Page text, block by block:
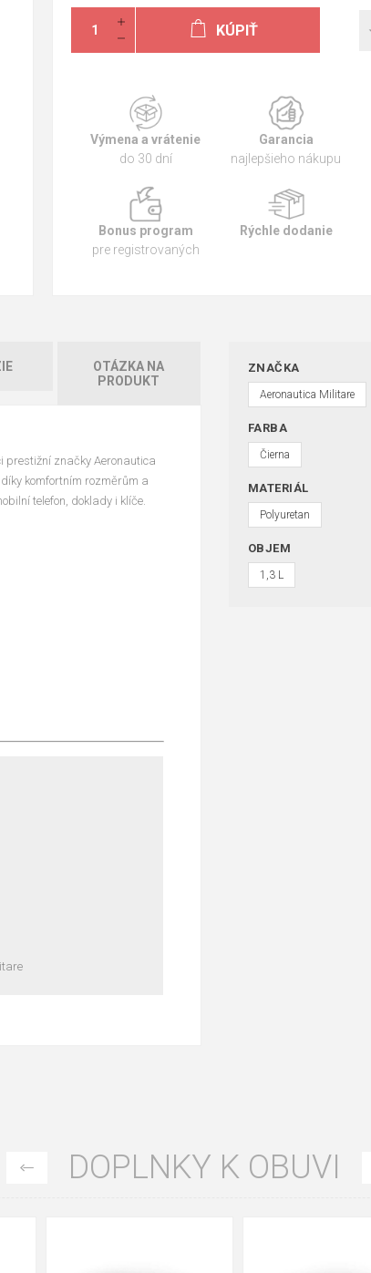
KÚPIŤ
Výmena a vrátenie
do 30 dní
Garancia
najlepšieho nákupu
Bonus program
pre registrovaných
Rýchle dodanie
OTÁZKA NA
PRODUKT
prestižní značky Aeronautica
komfortním rozměrům a
telefon, doklady i klíče.
ZNAČKA
Aeronautica Militare
FARBA
Čierna
MATERIÁL
Polyuretan
OBJEM
1,3 L
DOPLNKY K OBUVI